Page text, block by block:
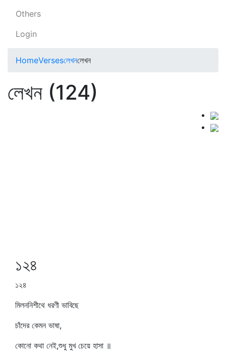
Others
Login
HomeVersesলেখনলেখন
লেখন (124)
১২৪
১২৪
মিলননিশীথে ধরণী ভাবিছে
চাঁদের কেমন ভাষা,
কোনো কথা নেই,শুধু মুখ চেয়ে হাসা ॥